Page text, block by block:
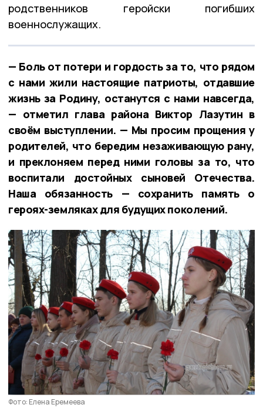
родственников геройски погибших
военнослужащих.
— Боль от потери и гордость за то, что рядом
с нами жили настоящие патриоты, отдавшие
жизнь за Родину, останутся с нами навсегда,
— отметил глава района Виктор Лазутин в
своём выступлении. — Мы просим прощения у
родителей, что бередим незаживающую рану,
и преклоняем перед ними головы за то, что
воспитали достойных сыновей Отечества.
Наша обязанность — сохранить память о
героях-земляках для будущих поколений.
Фото: Елена Еремеева